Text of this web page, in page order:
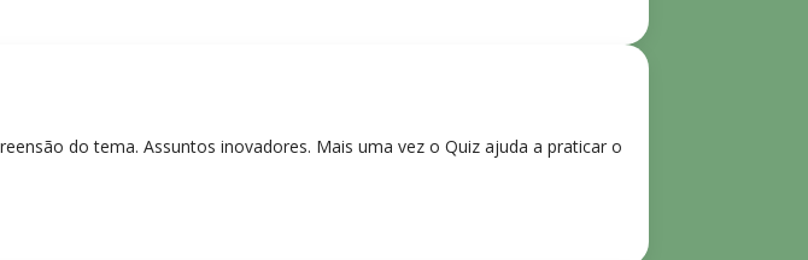
do tema. Assuntos inovadores. Mais uma vez o Quiz ajuda a praticar o